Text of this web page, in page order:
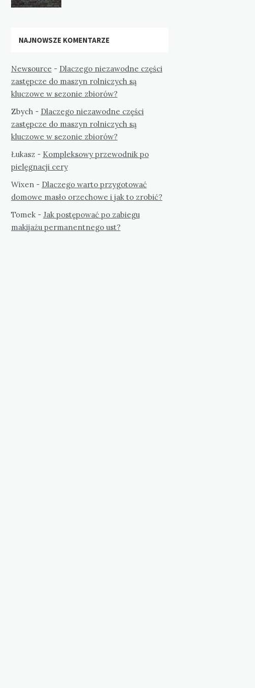
NAJNOWSZE KOMENTARZE
Newsource - Dlaczego niezawodne części
zastępcze do maszyn rolniczych są
kluczowe w sezonie zbiorów?
Zbych - Dlaczego niezawodne części
zastępcze do maszyn rolniczych są
kluczowe w sezonie zbiorów?
Łukasz - Kompleksowy przewodnik po
pielęgnacji cery
Wixen - Dlaczego warto przygotować
domowe masło orzechowe i jak to zrobić?
Tomek- Jak postępować po zabiegu
makijażu permanentnego ust?